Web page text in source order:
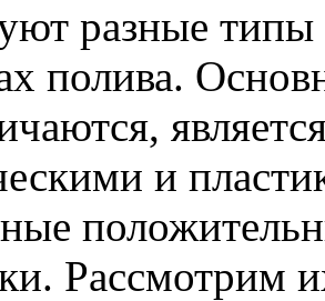
разные типы
полива.
и
Рассмотрим